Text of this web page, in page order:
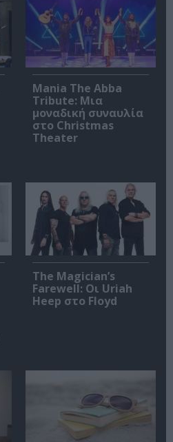
Mania The Abba
Tribute: Μια
μοναδική συναυλία
στο Christmas
Theater
The Magician’s
Farewell: Οι Uriah
Heep στο Floyd